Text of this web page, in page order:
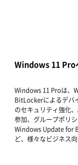
Windows 11 Pro
Windows 11 Proは、
BitLockerによるデバ
のセキュリティ強化
参加、グループポリ
Windows Update for
ど、様々なビジネス